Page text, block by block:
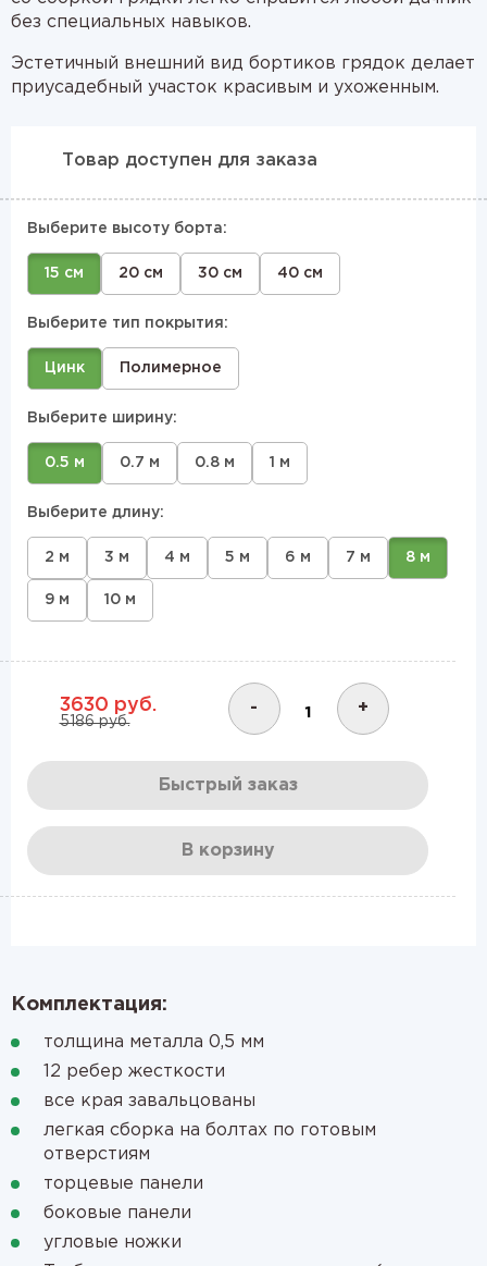
без специальных навыков.
Эстетичный внешний вид бортиков грядок делает
приусадебный участок красивым и ухоженным.
Товар доступен для заказа
Выберите высоту борта:
15 см 20 см 30 см 40 см
Выберите тип покрытия:
Цинк Полимерное
Выберите ширину:
0.5 м 0.7 м 0.8 м 1 м
Выберите длину:
2 м 3 м 4 м 5 м 6 м 7 м 8 м
9 м 10 м
3630 руб.
5186 руб.
- +
Быстрый заказ
В корзину
Комплектация:
толщина металла 0,5 мм
12 ребер жесткости
все края завальцованы
легкая сборка на болтах по готовым
отверстиям
торцевые панели
боковые панели
угловые ножки